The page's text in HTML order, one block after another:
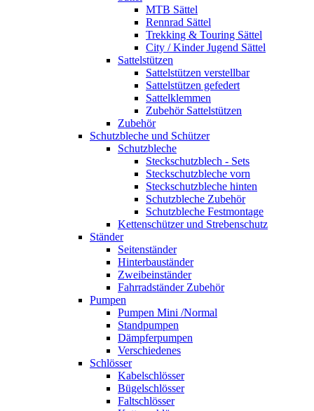
MTB Sättel
Rennrad Sättel
Trekking & Touring Sättel
City / Kinder Jugend Sättel
Sattelstützen
Sattelstützen verstellbar
Sattelstützen gefedert
Sattelklemmen
Zubehör Sattelstützen
Zubehör
Schutzbleche und Schützer
Schutzbleche
Steckschutzblech - Sets
Steckschutzbleche vorn
Steckschutzbleche hinten
Schutzbleche Zubehör
Schutzbleche Festmontage
Kettenschützer und Strebenschutz
Ständer
Seitenständer
Hinterbauständer
Zweibeinständer
Fahrradständer Zubehör
Pumpen
Pumpen Mini /Normal
Standpumpen
Dämpferpumpen
Verschiedenes
Schlösser
Kabelschlösser
Bügelschlösser
Faltschlösser